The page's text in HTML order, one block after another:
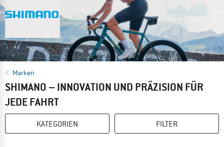
Marken
SHIMANO – INNOVATION UND PRÄZISION FÜR
JEDE FAHRT
KATEGORIEN FILTER